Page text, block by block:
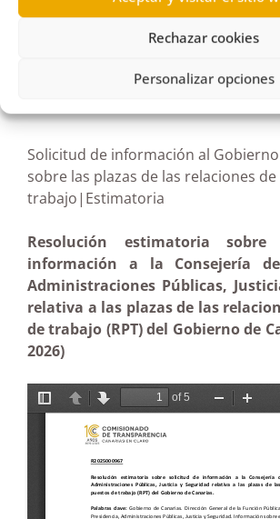
Rechazar cookies
Personalizar opciones
Solicitud de información al
sobre las plazas de las relaciones
trabajo|Estimatoria
Resolución estimatoria
información a la Consejería de
Administraciones Públicas,
relativa a las plazas de las
de trabajo (RPT) del Gobierno de
2026)